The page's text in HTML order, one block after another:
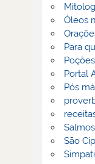
Óleos
Para
Poções
Portal
Pós
Salmos
São